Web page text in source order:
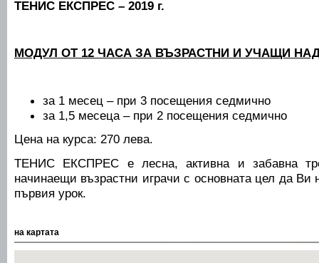
ТЕНИС ЕКСПРЕС – 2019 г.
МОДУЛ ОТ 12 ЧАСА ЗА ВЪЗРАСТНИ И УЧАЩИ НАД
за 1 месец – при 3 посещения седмично
за 1,5 месеца – при 2 посещения седмично
Цена на курса: 270 лева.
ТЕНИС ЕКСПРЕС е лесна, активна и забавна
начинаещи възрастни играчи с основната цел да Ви
първия урок.
на картата